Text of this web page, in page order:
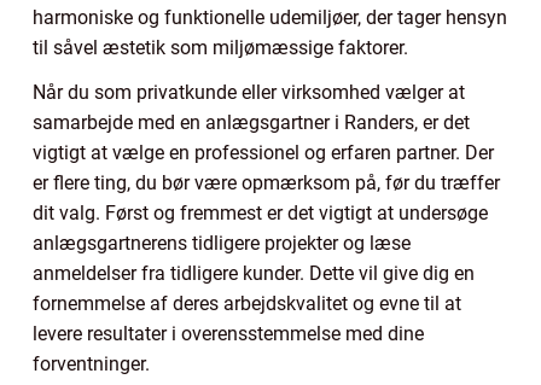
harmoniske og funktionelle udemiljøer, der tager hensyn
til såvel æstetik som miljømæssige faktorer.
Når du som privatkunde eller virksomhed vælger at
samarbejde med en anlægsgartner i Randers, er det
vigtigt at vælge en professionel og erfaren partner. Der
er flere ting, du bør være opmærksom på, før du træffer
dit valg. Først og fremmest er det vigtigt at undersøge
anlægsgartnerens tidligere projekter og læse
anmeldelser fra tidligere kunder. Dette vil give dig en
fornemmelse af deres arbejdskvalitet og evne til at
levere resultater i overensstemmelse med dine
forventninger.